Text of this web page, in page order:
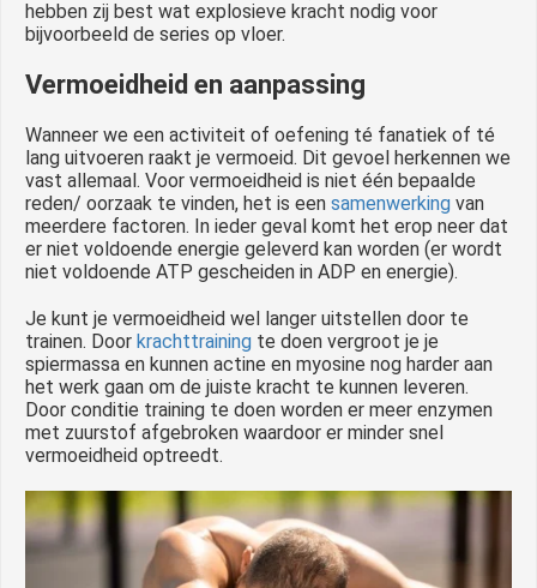
hebben zij best wat explosieve kracht nodig voor
bijvoorbeeld de series op vloer.
Vermoeidheid en aanpassing
Wanneer we een activiteit of oefening té fanatiek of té
lang uitvoeren raakt je vermoeid. Dit gevoel herkennen we
vast allemaal. Voor vermoeidheid is niet één bepaalde
reden/ oorzaak te vinden, het is een samenwerking van
meerdere factoren. In ieder geval komt het erop neer dat
er niet voldoende energie geleverd kan worden (er wordt
niet voldoende ATP gescheiden in ADP en energie).
Je kunt je vermoeidheid wel langer uitstellen door te
trainen. Door krachttraining te doen vergroot je je
spiermassa en kunnen actine en myosine nog harder aan
het werk gaan om de juiste kracht te kunnen leveren.
Door conditie training te doen worden er meer enzymen
met zuurstof afgebroken waardoor er minder snel
vermoeidheid optreedt.